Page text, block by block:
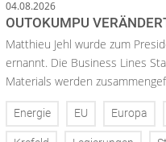
04.08.2026
OUTOKUMPU
Matthieu Jehl wurde zum
ernannt. Die Business Lines
Materials werden
Energie EU Europa